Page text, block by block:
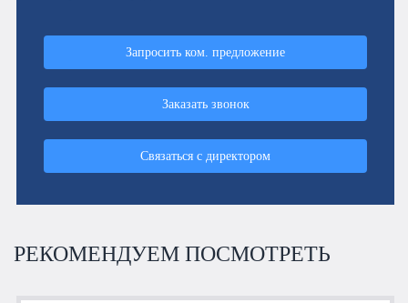
Запросить ком. предложение
Заказать звонок
Связаться с директором
РЕКОМЕНДУЕМ ПОСМОТРЕТЬ